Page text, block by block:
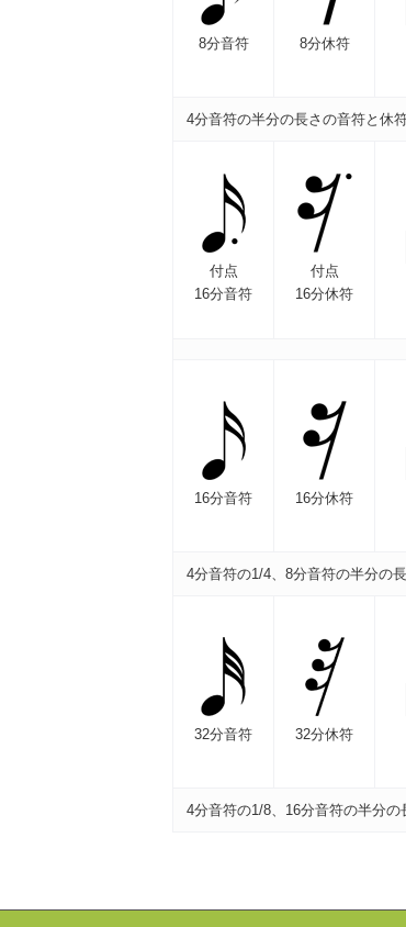
8分音符 8分休符
4分音符の半分の長さの音符と休
付点
16分音符
付点
16分休符
16分音符 16分休符
4分音符の1/4、8分音符の半分の
32分音符 32分休符
4分音符の1/8、16分音符の半分の